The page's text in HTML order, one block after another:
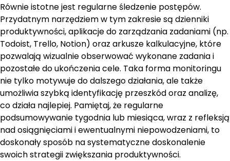
Równie istotne jest regularne śledzenie postępów.
Przydatnym narzędziem w tym zakresie są dzienniki
produktywności, aplikacje do zarządzania zadaniami (np.
Todoist, Trello, Notion) oraz arkusze kalkulacyjne, które
pozwalają wizualnie obserwować wykonane zadania i
pozostałe do ukończenia cele. Taka forma monitoringu
nie tylko motywuje do dalszego działania, ale także
umożliwia szybką identyfikację przeszkód oraz analizę,
co działa najlepiej. Pamiętaj, że regularne
podsumowywanie tygodnia lub miesiąca, wraz z refleksją
nad osiągnięciami i ewentualnymi niepowodzeniami, to
doskonały sposób na systematyczne doskonalenie
swoich strategii zwiększania produktywności.